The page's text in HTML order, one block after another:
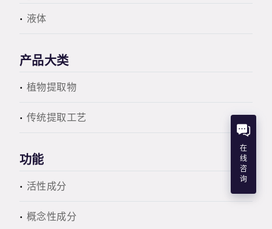
液体
产品大类
植物提取物
传统提取工艺
功能
活性成分
概念性成分
在
线
咨
询